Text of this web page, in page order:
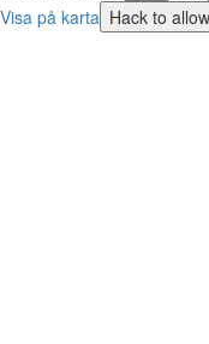
Visa på karta